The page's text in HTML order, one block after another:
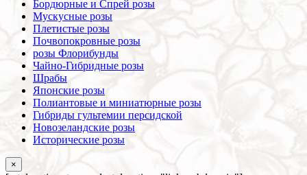
Бордюрные и Спрей розы
Мускусные розы
Плетистые розы
Почвопокровные розы
розы Флорибунды
Чайно-Гибридные розы
Шрабы
Японские розы
Полиантовые и миниатюрные розы
Гибриды гультемии персидской
Новозеландские розы
Исторические розы
×